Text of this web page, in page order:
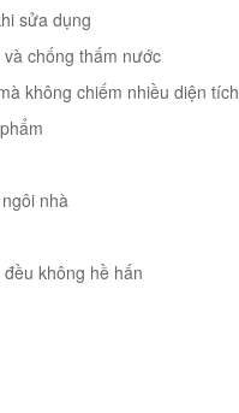
sửa dụng
chống thấm nước
không chiếm nhiều diện tích
nhà
không hề hấn